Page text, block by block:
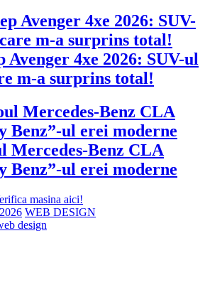
Avenger 4xe 2026: SUV-ul
m-a surprins total!
Mercedes-Benz CLA
Benz”-ul erei moderne
WEB DESIGN